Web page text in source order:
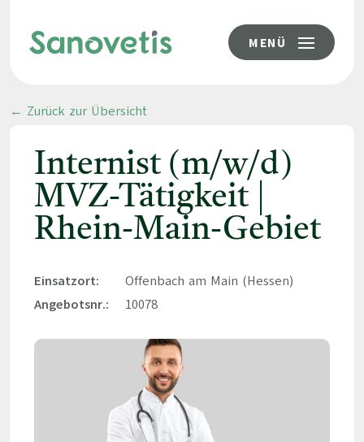
MENÜ
← Zurück zur Übersicht
Internist (m/w/d)
MVZ-Tätigkeit |
Rhein-Main-Gebiet
Einsatzort:
Offenbach am Main (Hessen)
Angebotsnr.:
10078